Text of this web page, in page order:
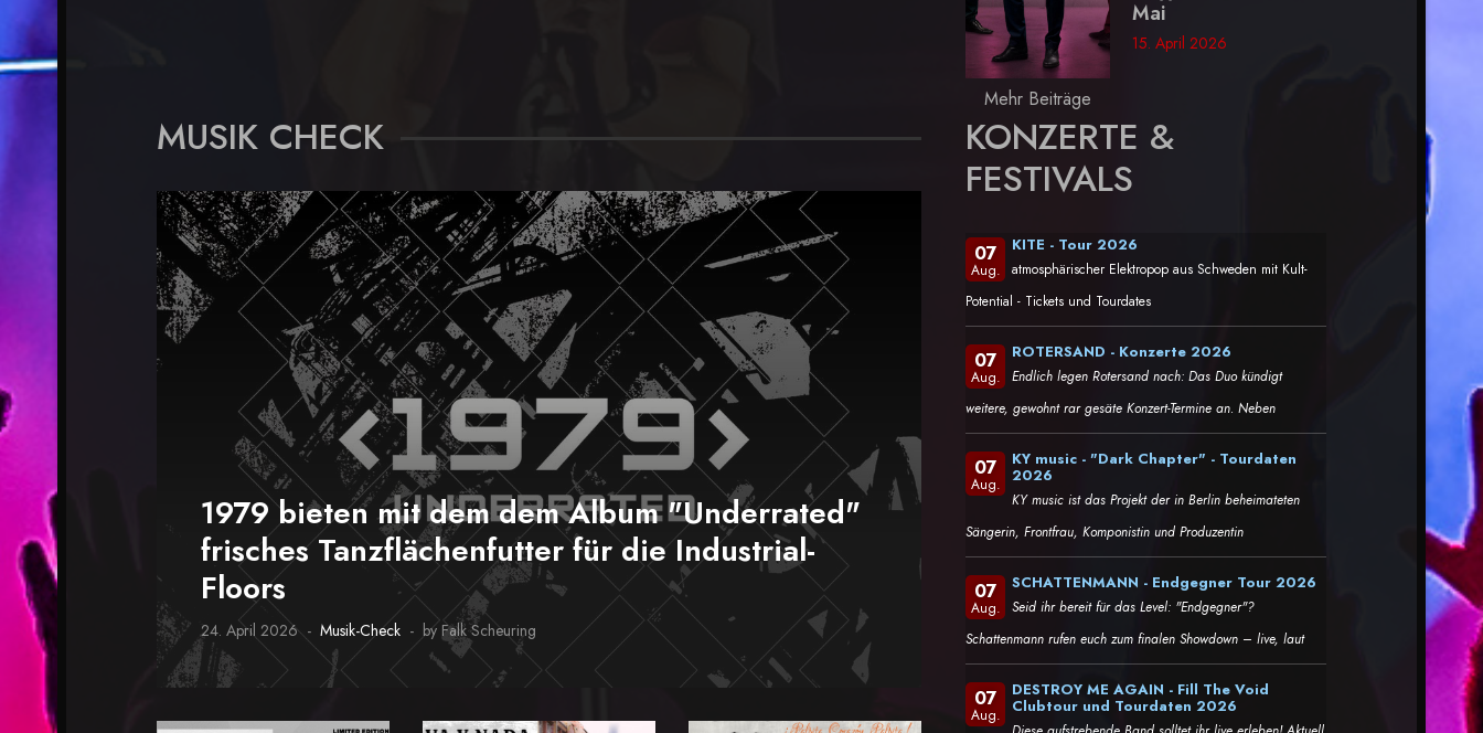
Mai
15. April 2026
Mehr Beiträge
MUSIK CHECK
1979 bieten mit dem dem Album "Underrated"
frisches Tanzflächenfutter für die Industrial-
Floors
24. April 2026 Musik-Check by Falk Scheuring
KONZERTE &
FESTIVALS
07
Aug.
KITE - Tour 2026
atmosphärischer Elektropop aus Schweden mit Kult-
Potential - Tickets und Tourdates
07
Aug.
ROTERSAND - Konzerte 2026
Endlich legen Rotersand nach: Das Duo kündigt
weitere, gewohnt rar gesäte Konzert-Termine an. Neben
07
Aug.
KY music - "Dark Chapter" - Tourdaten
2026
KY music ist das Projekt der in Berlin beheimateten
Sängerin, Frontfrau, Komponistin und Produzentin
07
Aug.
SCHATTENMANN - Endgegner Tour 2026
Seid ihr bereit für das Level: "Endgegner"?
Schattenmann rufen euch zum finalen Showdown – live, laut
07
Aug.
DESTROY ME AGAIN - Fill The Void
Clubtour und Tourdaten 2026